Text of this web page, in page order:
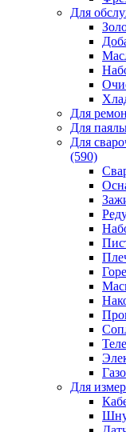
Для
Для
Для
Для
(590)
Для